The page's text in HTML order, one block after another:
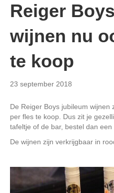
Reiger
wijnen nu
te koop
23 september 2018
De Reiger Boys jubileum
per fles te koop. Dus zit je
tafeltje of de bar, bestel dan een
De wijnen zijn verkrijgbaar in